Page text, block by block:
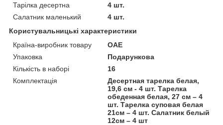
Тарілка десертна
4 шт.
Салатник маленький
4 шт.
Користувальницькі характеристики
Країна-виробник товару
ОАЕ
Упаковка
Подарункова
Кількість в наборі
16
Комплектація
Десертная тарелка белая,
19,6 см - 4 шт. Тарелка
обеденная белая, 27 см – 4
шт. Тарелка суповая белая
21см – 4 шт. Салатник белый
12см – 4 шт